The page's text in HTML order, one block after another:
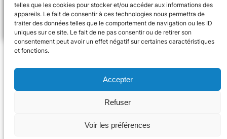
telles que les cookies pour stocker et/ou accéder aux informations des
appareils. Le fait de consentir à ces technologies nous permettra de
traiter des données telles que le comportement de navigation ou les ID
uniques sur ce site. Le fait de ne pas consentir ou de retirer son
consentement peut avoir un effet négatif sur certaines caractéristiques
et fonctions.
Accepter
Refuser
Voir les préférences
error que el usuario podrá justificar si pide al fabricante
que se pronuncie sobre el caso.
2024 Trace Software Internacional